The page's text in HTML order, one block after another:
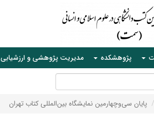
پژوهشکده مدیریت پژوهشی و ارزشیابی
پایان سی‌وچهارمین نمایشگاه بین‌المللی کتاب تهران